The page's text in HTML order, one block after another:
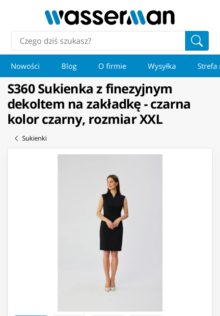
Nowości Blog O firmie Wysyłka Strefa
S360 Sukienka z finezyjnym
dekoltem na zakładkę - czarna
kolor czarny, rozmiar XXL
Sukienki